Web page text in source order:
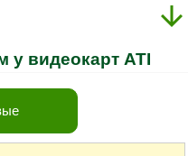
у видеокарт ATI